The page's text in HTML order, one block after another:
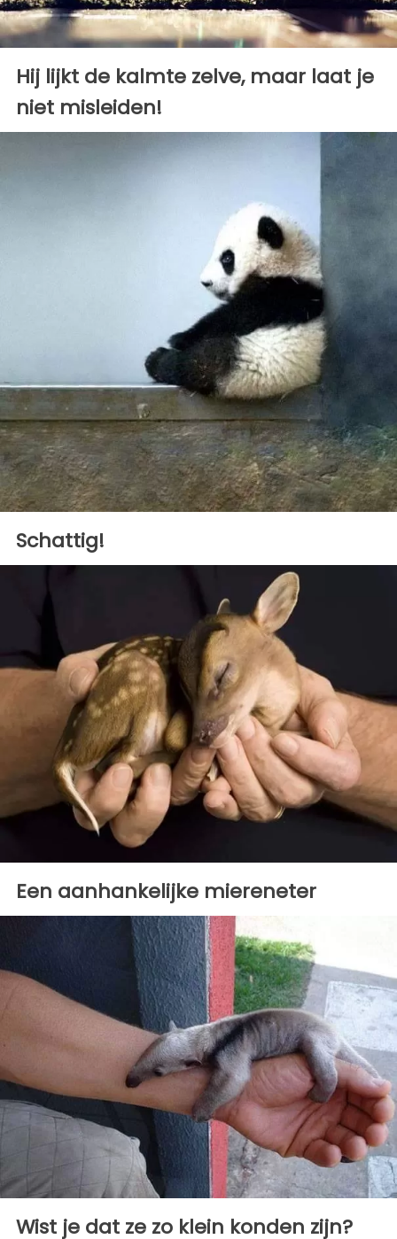
Hij lijkt de kalmte zelve, maar laat je
niet misleiden!
Schattig!
Een aanhankelijke miereneter
Wist je dat ze zo klein konden zijn?